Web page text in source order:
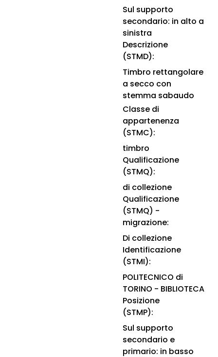
Sul supporto
secondario: in alto a
sinistra
Descrizione
(STMD):
Timbro rettangolare
a secco con
stemma sabaudo
Classe di
appartenenza
(STMC):
timbro
Qualificazione
(STMQ):
di collezione
Qualificazione
(STMQ) -
migrazione:
Di collezione
Identificazione
(STMI):
POLITECNICO di
TORINO - BIBLIOTECA
Posizione
(STMP):
Sul supporto
secondario e
primario: in basso